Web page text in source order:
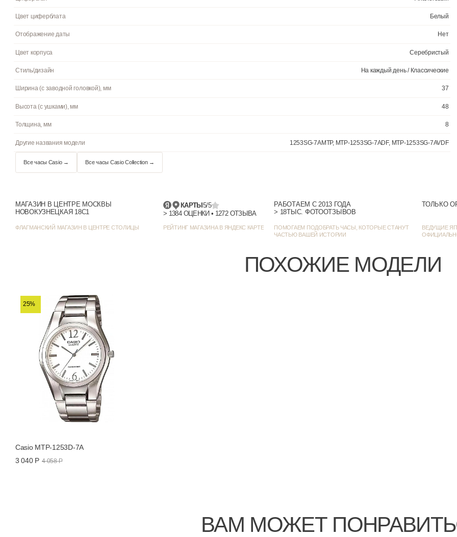
Материал корпуса
Браслет/ремешок
Стекло
Цвет циферблата
Отображение даты
Цвет корпуса
Ширина (с заводной головкой), мм
Высота (с ушками), мм
1253SG-7AMTP, MTP-1253SG-
Все часы Casio →
МАГАЗИН В ЦЕНТРЕ МОСКВЫ
НОВОКУЗНЕЦКАЯ 18С1
ФЛАГМАНСКИЙ МАГАЗИН В ЦЕНТРЕ СТОЛИЦЫ
КАРТЫ5/5
> 1384 ОЦЕНКИ • 1272 ОТЗЫВА
РЕЙТИНГ МАГАЗИНА В ЯНДЕКС КАРТЕ
РАБОТАЕМ С 2013 ГОДА
> 18ТЫС. ФОТООТЗЫВОВ
ПОМОГАЕМ ПОДОБРАТЬ ЧАСЫ, КОТОРЫЕ СТАНУТ
ЧАСТЬЮ ВАШЕЙ ИСТОРИИ
ТОЛЬКО
ВЕДУЩИЕ
ПОХОЖИЕ МОДЕЛИ
25%
Casio MTP-1253D-7A
3 040 Р 4 058 Р
ВАМ МОЖЕТ